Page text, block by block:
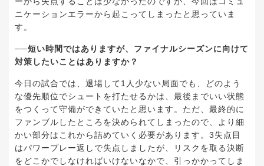
ニケーションエラーから起こってしまったと思っていま
す。
──短い時間ではありますが、ファイナルシーズンに向けて
対策したいことはありますか？
今日の試合では、退場して1人少ない局面でも、どのよう
な優先順位でシュートを打たせるかは、最後までいい状態
をつくって守備ができていたと思います。ただ、最終的に
ファンブルしたところを決められてしまったので、より細
かい部分はこれから詰めていく必要があります。3失点目
はパワープレー返しで失点しましたが、リスクを取る決断
をどこかでしなければいけないなかで、引っかかってしま